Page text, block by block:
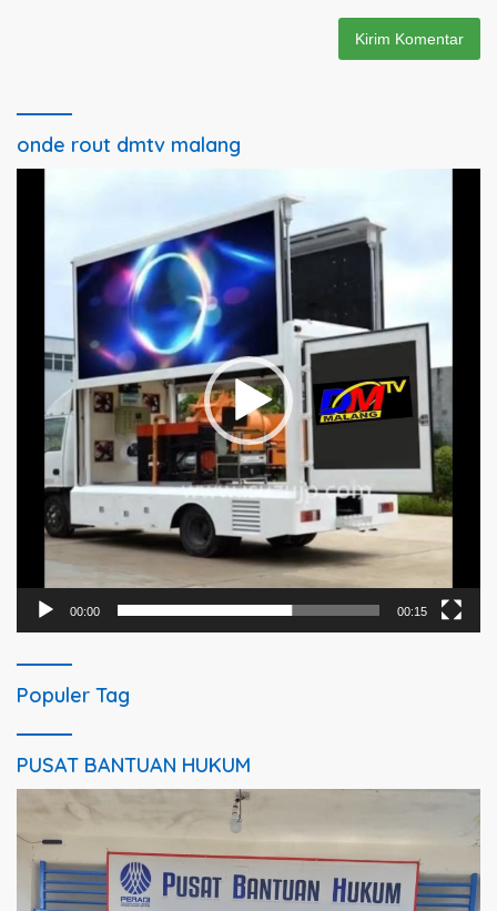
onde rout dmtv malang
00:00 00:15
Populer Tag
PUSAT BANTUAN HUKUM